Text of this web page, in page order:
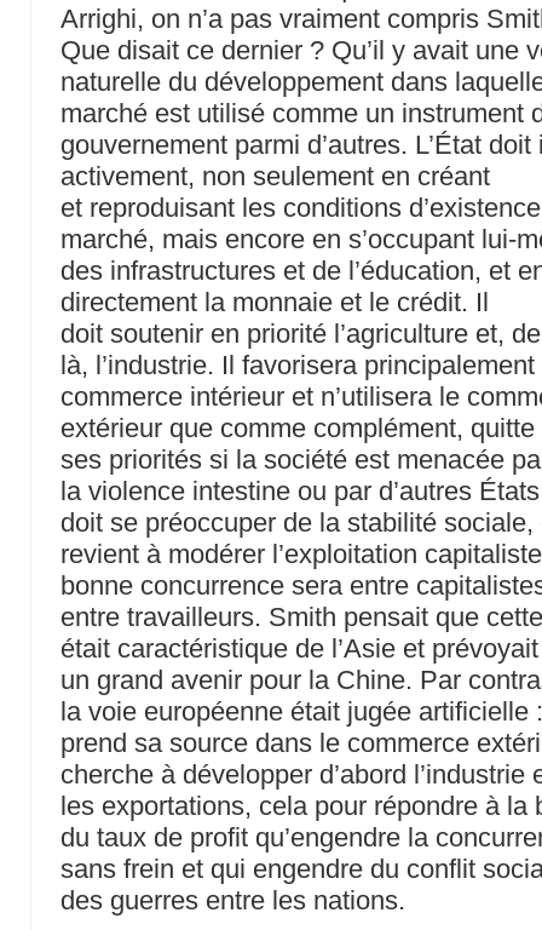
Arrighi, on n’a pas vraiment compris
Que disait ce dernier ? Qu’il y avait une
naturelle du développement dans
marché est utilisé comme un instrument
gouvernement parmi d’autres. L’État
activement, non seulement en créant
et reproduisant les conditions
marché, mais encore en s’occupant lui-
des infrastructures et de l’éducation, et
directement la monnaie et le crédit. Il
doit soutenir en priorité l’agriculture et, de
là, l’industrie. Il favorisera principalement
commerce intérieur et n’utilisera le
extérieur que comme complément,
ses priorités si la société est menacée
la violence intestine ou par d’autres
doit se préoccuper de la stabilité sociale,
revient à modérer l’exploitation
bonne concurrence sera entre
entre travailleurs. Smith pensait que
était caractéristique de l’Asie et
un grand avenir pour la Chine. Par
la voie européenne était jugée artificielle
prend sa source dans le commerce
cherche à développer d’abord l’industrie
les exportations, cela pour répondre à la
du taux de profit qu’engendre la
sans frein et qui engendre du conflit
des guerres entre les nations.